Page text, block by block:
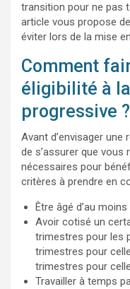
transition pour ne pas
article vous propose
éviter lors de la mise
Comment
éligibilité à
progressive ?
Avant d’envisager une
de s’assurer que
nécessaires pour
critères à prendre en
Être âgé d’au
Avoir cotisé un
trimestres pour les
trimestres pour
trimestres pour
Travailler à temps